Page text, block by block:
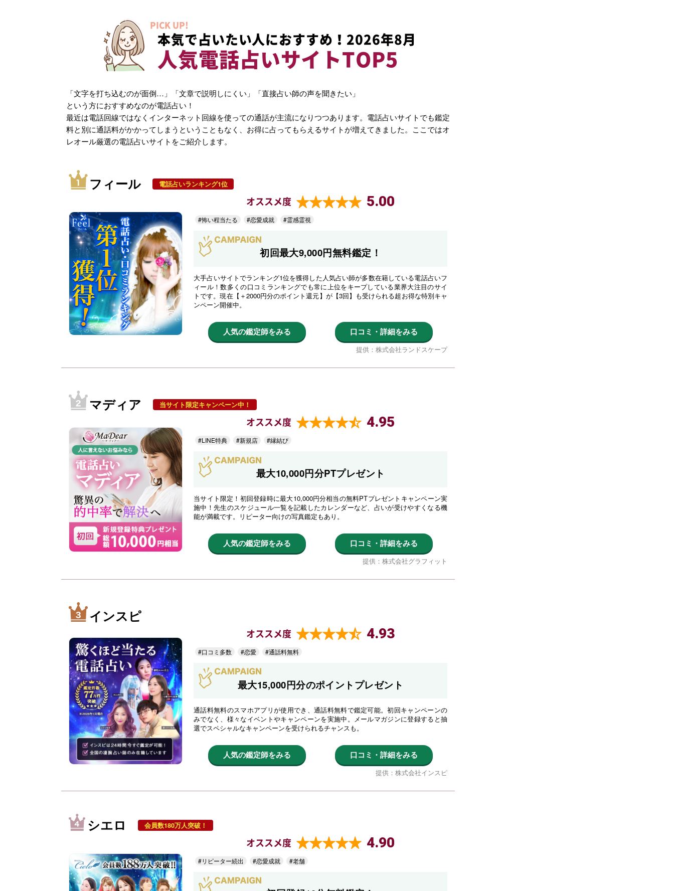
PICK UP!
本気で占いたい人におすすめ！2026年8月
人気電話占いサイトTOP5
「文字を打ち込むのが面倒…」「文章で説明しにくい」「直接占い師の声を聞きたい」
という方におすすめなのが電話占い！
最近は電話回線ではなくインターネット回線を使っての通話が主流になりつつあります。電話占いサイトでも鑑定
料と別に通話料がかかってしまうということもなく、お得に占ってもらえるサイトが増えてきました。ここではオ
レオール厳選の電話占いサイトをご紹介します。
フィール 電話占いランキング1位
オススメ度 5.00
#怖い程当たる #恋愛成就 #霊感霊視
初回最大9,000円無料鑑定！
大手占いサイトでランキング1位を獲得した人気占い師が多数在籍している電話占いフ
ィール！数多くの口コミランキングでも常に上位をキープしている業界大注目のサイ
トです。現在【＋2000円分のポイント還元】が【3回】も受けられる超お得な特別キャ
ンペーン開催中。
人気の鑑定師をみる 口コミ・詳細をみる
提供：株式会社ランドスケープ
マディア 当サイト限定キャンペーン中！
オススメ度 4.95
#LINE特典 #新規店 #縁結び
最大10,000円分PTプレゼント
当サイト限定！初回登録時に最大10,000円分相当の無料PTプレゼントキャンペーン実
施中！先生のスケジュール一覧を記載したカレンダーなど、占いが受けやすくなる機
能が満載です。リピーター向けの写真鑑定もあり。
人気の鑑定師をみる 口コミ・詳細をみる
提供：株式会社グラフィット
インスピ
オススメ度 4.93
#口コミ多数 #恋愛 #通話料無料
最大15,000円分のポイントプレゼント
通話料無料のスマホアプリが使用でき、通話料無料で鑑定可能。初回キャンペーンの
みでなく、様々なイベントやキャンペーンを実施中。メールマガジンに登録すると抽
選でスペシャルなキャンペーンを受けられるチャンスも。
人気の鑑定師をみる 口コミ・詳細をみる
提供：株式会社インスピ
シエロ 会員数180万人突破！
オススメ度 4.90
#リピーター続出 #恋愛成就 #老舗